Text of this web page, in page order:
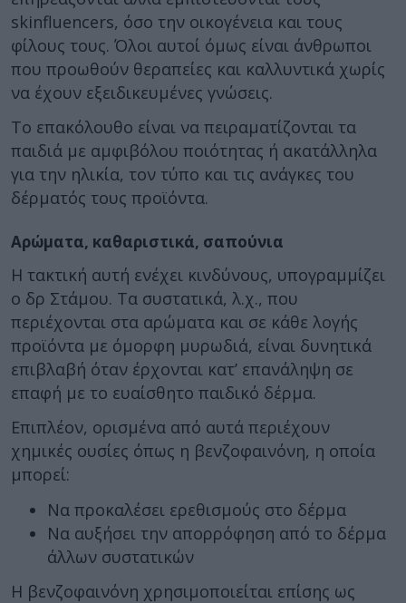
skinfluencers, όσο την οικογένεια και τους
φίλους τους. Όλοι αυτοί όμως είναι άνθρωποι
που προωθούν θεραπείες και καλλυντικά χωρίς
να έχουν εξειδικευμένες γνώσεις.
Το επακόλουθο είναι να πειραματίζονται τα
παιδιά με αμφιβόλου ποιότητας ή ακατάλληλα
για την ηλικία, τον τύπο και τις ανάγκες του
δέρματός τους προϊόντα.
Αρώματα, καθαριστικά, σαπούνια
Η τακτική αυτή ενέχει κινδύνους, υπογραμμίζει
ο δρ Στάμου. Τα συστατικά, λ.χ., που
περιέχονται στα αρώματα και σε κάθε λογής
προϊόντα με όμορφη μυρωδιά, είναι δυνητικά
επιβλαβή όταν έρχονται κατ’ επανάληψη σε
επαφή με το ευαίσθητο παιδικό δέρμα.
Επιπλέον, ορισμένα από αυτά περιέχουν
χημικές ουσίες όπως η βενζοφαινόνη, η οποία
μπορεί:
Να προκαλέσει ερεθισμούς στο δέρμα
Να αυξήσει την απορρόφηση από το δέρμα
άλλων συστατικών
Η βενζοφαινόνη χρησιμοποιείται επίσης ως